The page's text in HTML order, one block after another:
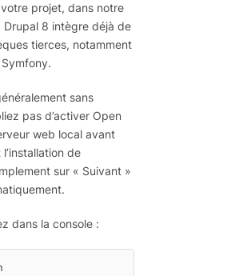
projet, dans notre
Drupal 8 intègre déjà de
tierces, notamment
sans
pas d’activer Open
web local avant
de
sur « Suivant »
dans la console :